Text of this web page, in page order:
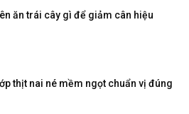
ăn trái cây gì để giảm cân hiệu
thịt nai né mềm ngọt chuẩn vị đúng